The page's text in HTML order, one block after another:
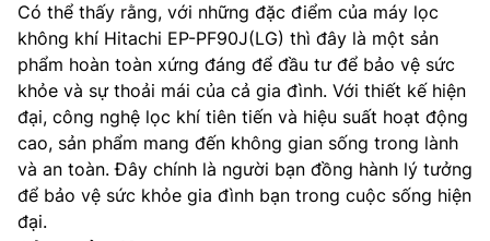
Có thể thấy rằng, với những đặc điểm của máy lọc
không khí Hitachi EP-PF90J(LG) thì đây là một sản
phẩm hoàn toàn xứng đáng để đầu tư để bảo vệ sức
khỏe và sự thoải mái của cả gia đình. Với thiết kế hiện
đại, công nghệ lọc khí tiên tiến và hiệu suất hoạt động
cao, sản phẩm mang đến không gian sống trong lành
và an toàn. Đây chính là người bạn đồng hành lý tưởng
để bảo vệ sức khỏe gia đình bạn trong cuộc sống hiện
đại.